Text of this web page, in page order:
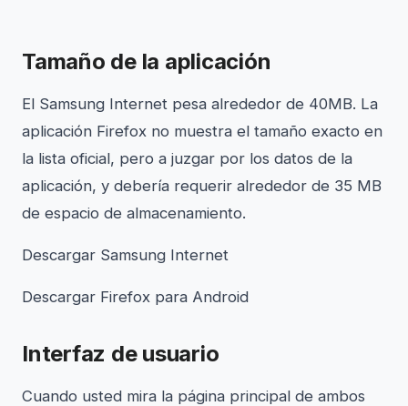
Tamaño de la aplicación
El Samsung Internet pesa alrededor de 40MB. La
aplicación Firefox no muestra el tamaño exacto en
la lista oficial, pero a juzgar por los datos de la
aplicación, y debería requerir alrededor de 35 MB
de espacio de almacenamiento.
Descargar Samsung Internet
Descargar Firefox para Android
Interfaz de usuario
Cuando usted mira la página principal de ambos